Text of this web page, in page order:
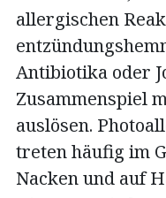
allergischen
Antibiotika oder
Zusammenspiel
auslösen.
treten häufig im
Nacken und auf